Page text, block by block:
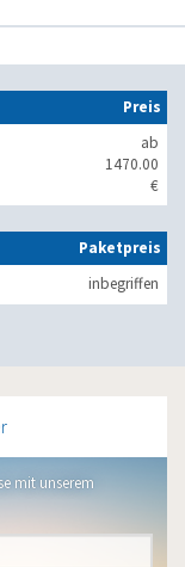
Preis
ab
1470.00
€
Paketpreis
inbegriffen
mit unserem